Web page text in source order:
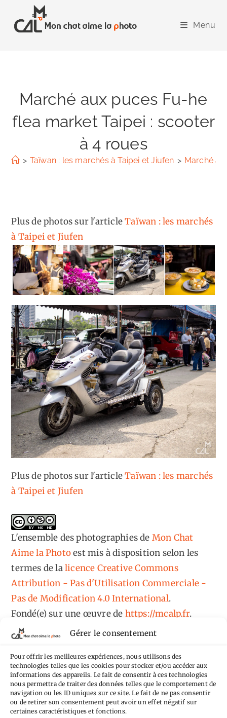
Gérer le consentement
Pour offrir les meilleures expériences, nous utilisons des
technologies telles que les cookies pour stocker et/ou accéder aux
informations des appareils. Le fait de consentir à ces technologies
nous permettra de traiter des données telles que le comportement de
navigation ou les ID uniques sur ce site. Le fait de ne pas consentir
ou de retirer son consentement peut avoir un effet négatif sur
certaines caractéristiques et fonctions.
content
Menu
Marché aux puces Fu-he
flea market Taipei : scooter
à 4 roues
> Taïwan : les marchés à Taipei et Jiufen > Marché
Plus de photos sur l'articleTaïwan : les marchés
à Taipei et Jiufen
Plus de photos sur l'articleTaïwan : les marchés
à Taipei et Jiufen
L'ensemble des photographiesde Mon Chat
Aime la Photoest mis à disposition selon les
termes de lalicence Creative Commons
Attribution - Pas d'Utilisation Commerciale -
Pas de Modification 4.0 International.
Fondé(e) sur une œuvre de https://mcalp.fr.
Tags
AilleursAimez-vous bordel Allemagne